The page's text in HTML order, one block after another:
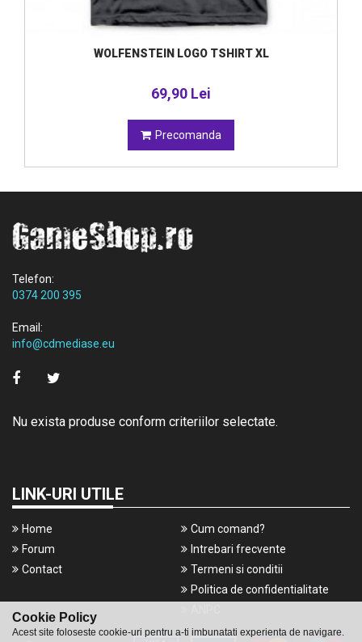
Cookie Policy
Acest site foloseste cookie-uri pentru a-ti imbunatati experienta de navigare.
WOLFENSTEIN LOGO TSHIRT XL
69,90 Lei
Precomanda
Telefon:
0374 200 395
Email:
info@cdmediase.eu
Nu exista produse conform criteriilor selectate.
LINK-URI UTILE
Home
Forum
Contact
Cum comand?
Intrebari frecvente
Termeni si conditii
Politica de confidentialitate